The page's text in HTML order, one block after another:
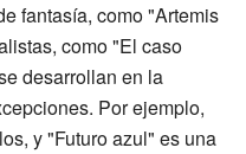
fantasía, como "Artemis
como "El caso
desarrollan en la
Por ejemplo,
y "Futuro azul" es una